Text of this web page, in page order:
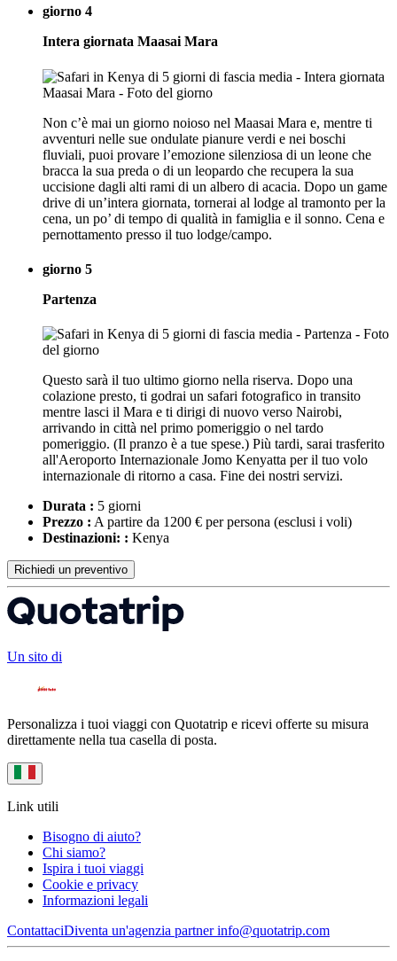
giorno 4
Intera giornata Maasai Mara
Non c’è mai un giorno noioso nel Maasai Mara e, mentre ti
avventuri nelle sue ondulate pianure verdi e nei boschi
fluviali, puoi provare l’emozione silenziosa di un leone che
bracca la sua preda o di un leopardo che recupera la sua
uccisione dagli alti rami di un albero di acacia. Dopo un game
drive di un’intera giornata, tornerai al lodge al tramonto per la
cena, un po’ di tempo di qualità in famiglia e il sonno. Cena e
pernottamento presso il tuo lodge/campo.
giorno 5
Partenza
Questo sarà il tuo ultimo giorno nella riserva. Dopo una
colazione presto, ti godrai un safari fotografico in transito
mentre lasci il Mara e ti dirigi di nuovo verso Nairobi,
arrivando in città nel primo pomeriggio o nel tardo
pomeriggio. (Il pranzo è a tue spese.) Più tardi, sarai trasferito
all'Aeroporto Internazionale Jomo Kenyatta per il tuo volo
internazionale di ritorno a casa. Fine dei nostri servizi.
Durata : 5 giorni
Prezzo : A partire da 1200 € per persona (esclusi i voli)
Destinazioni: : Kenya
Richiedi un preventivo
Un sito di
Personalizza i tuoi viaggi con Quotatrip e ricevi offerte su misura
direttamente nella tua casella di posta.
Link utili
Bisogno di aiuto?
Chi siamo?
Ispira i tuoi viaggi
Cookie e privacy
Informazioni legali
ContattaciDiventa un'agenzia partnerinfo@quotatrip.com